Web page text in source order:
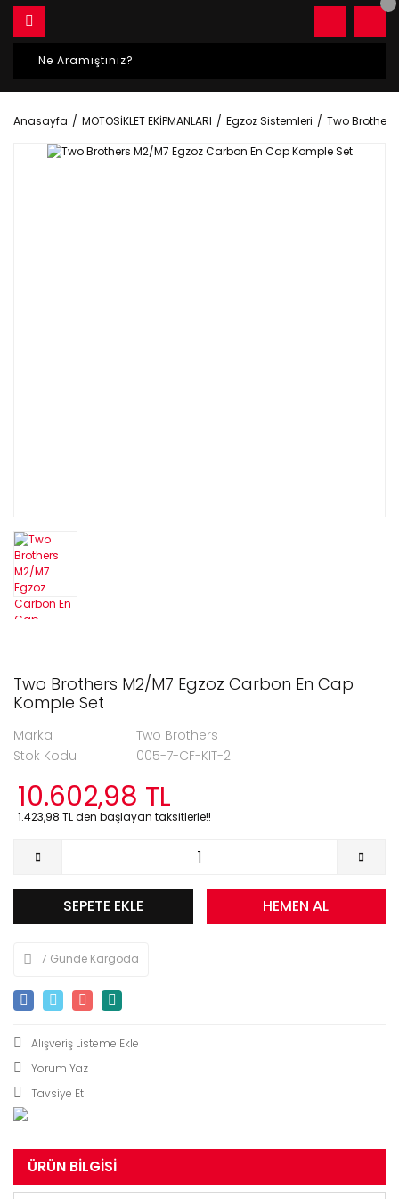
Anasayfa MOTOSİKLET EKİPMANLARI Egzoz Sistemleri Two Brothers
Two Brothers M2/M7 Egzoz Carbon En Cap
Komple Set
Marka
Two Brothers
Stok Kodu
005-7-CF-KIT-2
10.602,98 TL
1.423,98 TL den başlayan taksitlerle!!
SEPETE EKLE HEMEN AL
7 Günde Kargoda
Yorum Yaz
Tavsiye Et
ÜRÜN BILGISI